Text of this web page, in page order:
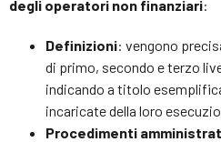
degli operatori non finanziari:
Definizioni: vengono
di primo, secondo e terzo
indicando a titolo
incaricate della loro
Procedimenti